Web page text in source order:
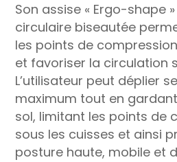
Son assise « Ergo-shape
circulaire biseautée
les points de
et favoriser la circulation
L’utilisateur peut déplier
maximum tout en
sol, limitant les points de
sous les cuisses et ainsi
posture haute, mobile et